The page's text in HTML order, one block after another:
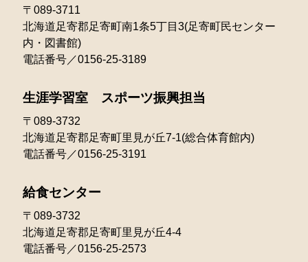
〒089-3711
北海道足寄郡足寄町南1条5丁目3(足寄町民センター
内・図書館)
電話番号／0156-25-3189
生涯学習室 スポーツ振興担当
〒089-3732
北海道足寄郡足寄町里見が丘7-1(総合体育館内)
電話番号／0156-25-3191
給食センター
〒089-3732
北海道足寄郡足寄町里見が丘4-4
電話番号／0156-25-2573